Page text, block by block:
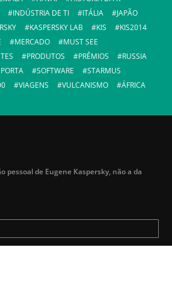
INDÚSTRIA DE TI ITÁLIA
JAPÃO
KASPERSKY LAB KIS
KIS2014
MERCADO
MUST SEE
PRODUTOS PRÊMIOS
RUSSIA
SOFTWARE
STARMUS
VIAGENS VULCANISMO ÁFRICA
pessoal de Eugene Kaspersky, não a da